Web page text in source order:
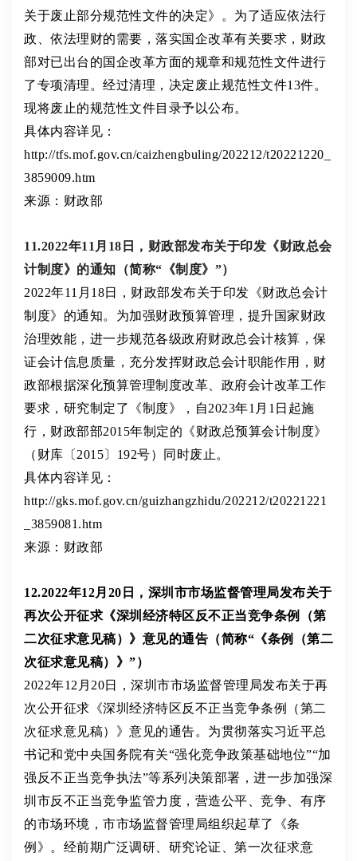
关于废止部分规范性文件的决定》。为了适应依法行
政、依法理财的需要，落实国企改革有关要求，财政
部对已出台的国企改革方面的规章和规范性文件进行
了专项清理。经过清理，决定废止规范性文件13件。
现将废止的规范性文件目录予以公布。
具体内容详见：
http://tfs.mof.gov.cn/caizhengbuling/202212/t20221220_
3859009.htm
来源：财政部
11.2022年11月18日，财政部发布关于印发《财政总会
计制度》的通知（简称“《制度》”）
2022年11月18日，财政部发布关于印发《财政总会计
制度》的通知。为加强财政预算管理，提升国家财政
治理效能，进一步规范各级政府财政总会计核算，保
证会计信息质量，充分发挥财政总会计职能作用，财
政部根据深化预算管理制度改革、政府会计改革工作
要求，研究制定了《制度》，自2023年1月1日起施
行，财政部部2015年制定的《财政总预算会计制度》
（财库〔2015〕192号）同时废止。
具体内容详见：
http://gks.mof.gov.cn/guizhangzhidu/202212/t20221221
_3859081.htm
来源：财政部
12.2022年12月20日，深圳市市场监督管理局发布关于
再次公开征求《深圳经济特区反不正当竞争条例（第
二次征求意见稿）》意见的通告（简称“《条例（第二
次征求意见稿）》”）
2022年12月20日，深圳市市场监督管理局发布关于再
次公开征求《深圳经济特区反不正当竞争条例（第二
次征求意见稿）》意见的通告。为贯彻落实习近平总
书记和党中央国务院有关“强化竞争政策基础地位”“加
强反不正当竞争执法”等系列决策部署，进一步加强深
圳市反不正当竞争监管力度，营造公平、竞争、有序
的市场环境，市市场监督管理局组织起草了《条
例》。经前期广泛调研、研究论证、第一次征求意